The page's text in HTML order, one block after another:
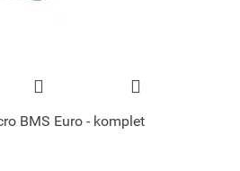
BMS Euro - komplet